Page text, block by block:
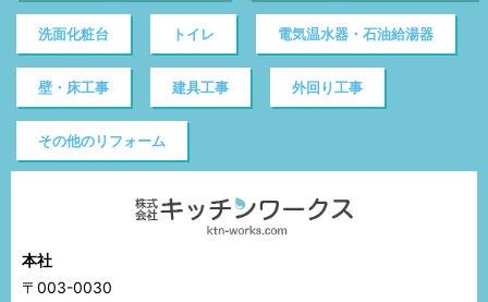
洗面化粧台 トイレ 電気温水器・石油給湯器
壁・床工事 建具工事 外回り工事
その他のリフォーム
本社
〒003-0030